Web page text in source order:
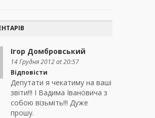
Ігор Домбровський
14 Грудня 2012 at 20:57
Відповісти
Депутати я чекатиму на ваші
звіти!!! І Вадима Івановича з
собою візьміть!!! Дуже
прошу.